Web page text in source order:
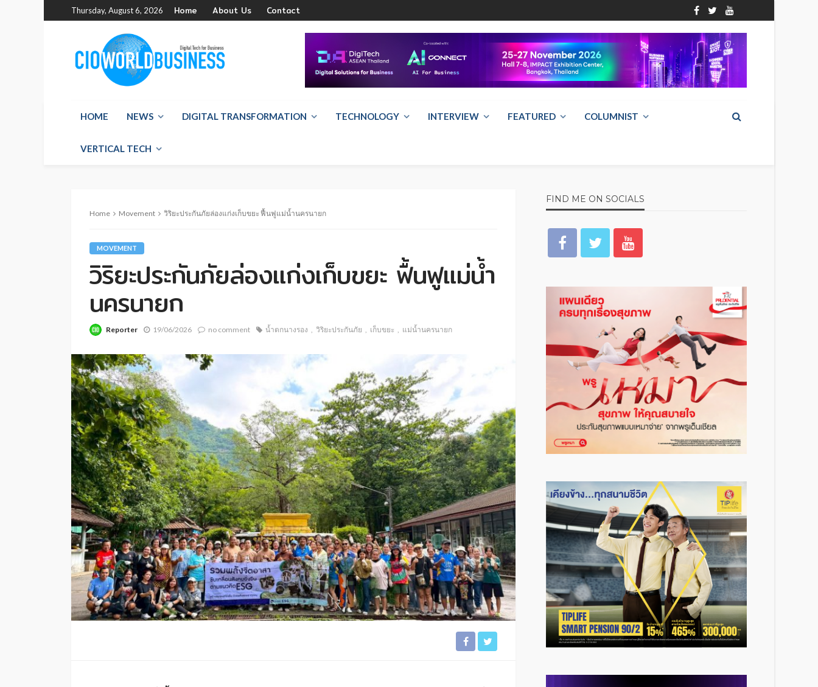
Thursday, August 6, 2026 Home About Us Contact
HOME NEWS DIGITAL TRANSFORMATION TECHNOLOGY INTERVIEW FEATURED COLUMNIST
VERTICAL TECH
Home Movement วิริยะประกันภัยล่องแก่งเก็บขยะ ฟื้นฟูแม่น้ำนครนายก
MOVEMENT
วิริยะประกันภัยล่องแก่งเก็บขยะ ฟื้นฟูแม่น้ำ
นครนายก
Reporter 19/06/2026 no comment น้ำตกนางรอง วิริยะประกันภัย เก็บขยะ แม่น้ำนครนายก
FIND ME ON SOCIALS